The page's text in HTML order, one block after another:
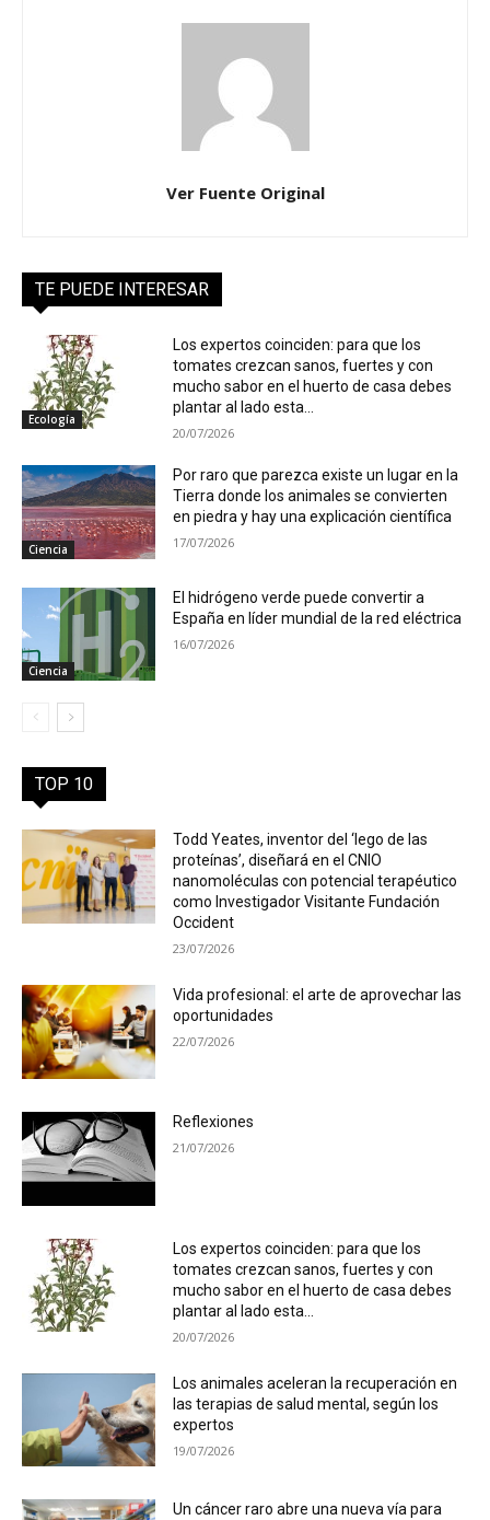
Ver Fuente Original
TE PUEDE INTERESAR
Ecología
Los expertos coinciden: para que los
tomates crezcan sanos, fuertes y con
mucho sabor en el huerto de casa debes
plantar al lado esta...
20/07/2026
Ciencia
Por raro que parezca existe un lugar en la
Tierra donde los animales se convierten
en piedra y hay una explicación científica
17/07/2026
Ciencia
El hidrógeno verde puede convertir a
España en líder mundial de la red eléctrica
16/07/2026
TOP 10
Todd Yeates, inventor del ‘lego de las
proteínas’, diseñará en el CNIO
nanomoléculas con potencial terapéutico
como Investigador Visitante Fundación
Occident
23/07/2026
Vida profesional: el arte de aprovechar las
oportunidades
22/07/2026
Reflexiones
21/07/2026
Los expertos coinciden: para que los
tomates crezcan sanos, fuertes y con
mucho sabor en el huerto de casa debes
plantar al lado esta...
20/07/2026
Los animales aceleran la recuperación en
las terapias de salud mental, según los
expertos
19/07/2026
Un cáncer raro abre una nueva vía para